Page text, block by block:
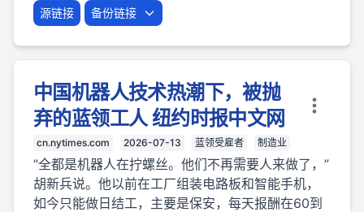
源链接 备份链接
中国机器人技术热潮下，被抛
弃的蓝领工人 纽约时报中文网
cn.nytimes.com 2026-07-13 蓝领受雇者 制造业
“全都是机器人在拧螺丝。他们不再需要人来做了，”
胡新兵说。他以前在工厂组装电路板和智能手机，
如今只能做日结工，主要是保安，每天报酬在60到